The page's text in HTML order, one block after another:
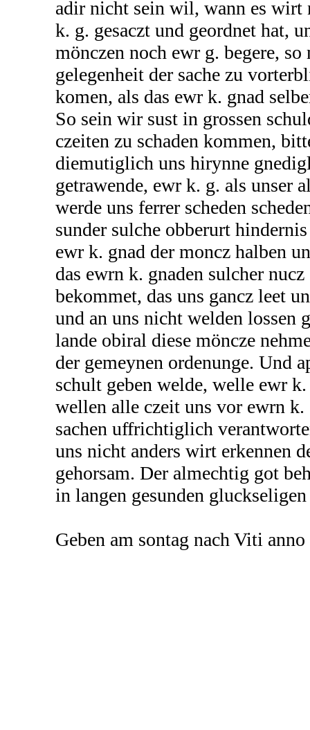
adir nicht sein wil, wann es wirt
k. g. gesaczt und geordnet hat,
mönczen noch ewr g. begere,
gelegenheit der sache zu
komen, als das ewr k. gnad
So sein wir sust in grossen
czeiten zu schaden kommen,
diemutiglich uns hirynne
getrawende, ewr k. g. als unser
werde uns ferrer scheden
sunder sulche obberurt
ewr k. gnad der moncz halben
das ewrn k. gnaden sulcher
bekommet, das uns gancz leet
und an uns nicht welden lossen
lande obiral diese möncze
der gemeynen ordenunge. Und
schult geben welde, welle ewr
wellen alle czeit uns vor ewrn k.
sachen uffrichtiglich
uns nicht anders wirt erkennen
gehorsam. Der almechtig got
in langen gesunden
Geben am sontag nach Viti